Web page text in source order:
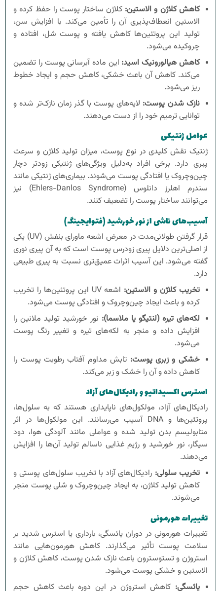
کاهش کلاژن و الاستین: کلاژن ساختار پوست را حفظ کرده و
الاستین انعطاف‌پذیری آن را تأمین می‌کند. با افزایش سن،
تولید این پروتئین‌ها کاهش یافته و پوست شل، افتاده و
چروکیده می‌شود.
کاهش هیالورونیک اسید: این ماده آبرسانی پوست را تضمین
می‌کند. کاهش آن باعث خشکی، کاهش حجم و ایجاد خطوط
ریز می‌شود.
نازک شدن پوست: لایه‌های پوست با گذر زمان نازک‌تر شده و
توانایی ترمیم خود را از دست می‌دهند.
عوامل ژنتیکی
ژنتیک نقش کلیدی در نوع پوست، میزان تولید کلاژن و سرعت
پیری دارد. برخی افراد به‌دلیل ویژگی‌های ژنتیکی زودتر دچار
چین‌وچروک یا افتادگی پوست می‌شوند. بیماری‌های ژنتیکی مانند
سندرم اهلرز دانلوس (Ehlers-Danlos Syndrome) نیز
می‌توانند ساختار پوست را تضعیف کنند.
آسیب‌های ناشی از نور خورشید (فتوایجینگ)
قرار گرفتن طولانی‌مدت در معرض اشعه ماورای بنفش (UV) یکی
از اصلی‌ترین دلایل پیری زودرس پوست است که به آن پیری نوری
گفته می‌شود. این آسیب اثرات عمیق‌تری نسبت به پیری طبیعی
دارد.
تخریب کلاژن و الاستین:
اشعه UV این پروتئین‌ها را تخریب
کرده و باعث ایجاد چین‌وچروک و افتادگی پوست می‌شود.
لکه‌های تیره (لنتیگو یا ملاسما): نور خورشید تولید ملانین را
افزایش داده و منجر به لکه‌های تیره و تغییر رنگ پوست
می‌شود.
خشکی و زبری پوست: تابش مداوم آفتاب رطوبت پوست را
کاهش داده و آن را خشک و زبر می‌کند.
استرس اکسیداتیو و رادیکال‌های آزاد
رادیکال‌های آزاد، مولکول‌های ناپایداری هستند که به سلول‌ها،
پروتئین‌ها و DNA آسیب می‌رسانند. این مولکول‌ها در اثر
متابولیسم بدن تولید شده و عواملی مانند آلودگی هوا، دود
سیگار، نور خورشید و رژیم غذایی ناسالم تولید آن‌ها را افزایش
می‌دهند.
تخریب سلولی: رادیکال‌های آزاد با تخریب سلول‌های پوستی و
کاهش تولید کلاژن، به ایجاد چین‌وچروک و شلی پوست منجر
می‌شوند.
تغییرات هورمونی
تغییرات هورمونی در دوران یائسگی، بارداری یا استرس شدید بر
سلامت پوست تأثیر می‌گذارند. کاهش هورمون‌هایی مانند
استروژن و تستوسترون باعث نازک شدن پوست، کاهش کلاژن و
الاستین و خشکی پوست می‌شود.
یائسگی: کاهش استروژن در این دوره باعث کاهش حجم